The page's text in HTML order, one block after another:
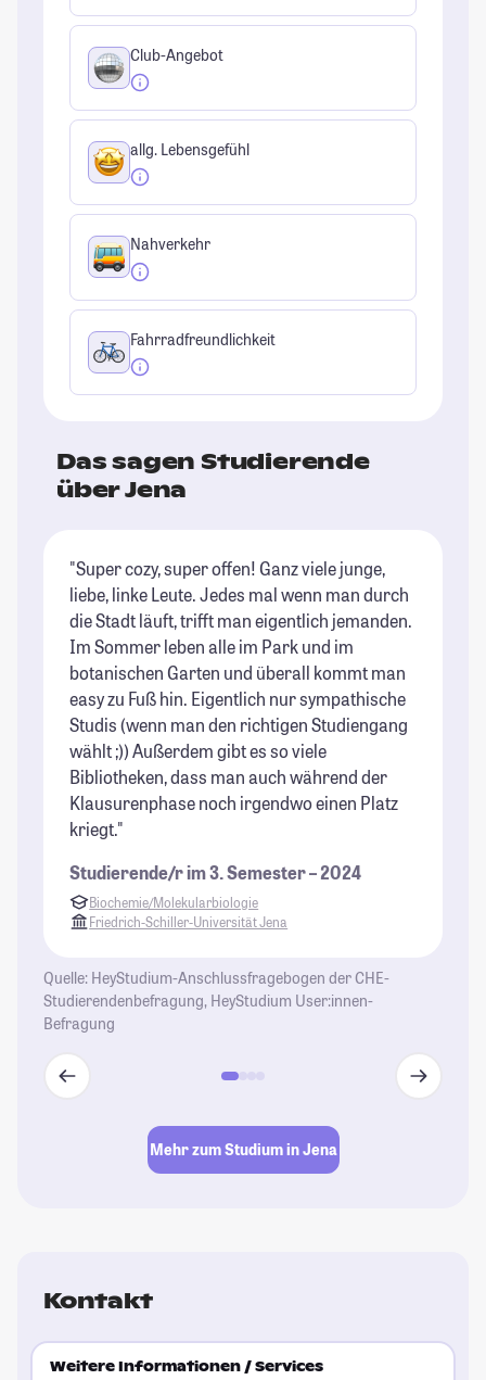
Club-Angebot
allg. Lebensgefühl
Nahverkehr
Fahrradfreundlichkeit
Das sagen Studierende
über Jena
"Super cozy, super offen! Ganz viele junge,
liebe, linke Leute. Jedes mal wenn man durch
die Stadt läuft, trifft man eigentlich jemanden.
Im Sommer leben alle im Park und im
botanischen Garten und überall kommt man
easy zu Fuß hin. Eigentlich nur sympathische
Studis (wenn man den richtigen Studiengang
wählt ;)) Außerdem gibt es so viele
Bibliotheken, dass man auch während der
Klausurenphase noch irgendwo einen Platz
kriegt."
Studierende/r im 3. Semester – 2024
Biochemie/Molekularbiologie
Friedrich-Schiller-Universität Jena
Quelle: HeyStudium-Anschlussfragebogen der CHE-
Studierendenbefragung, HeyStudium User:innen-
Befragung
Mehr zum Studium in Jena
Kontakt
Weitere Informationen / Services